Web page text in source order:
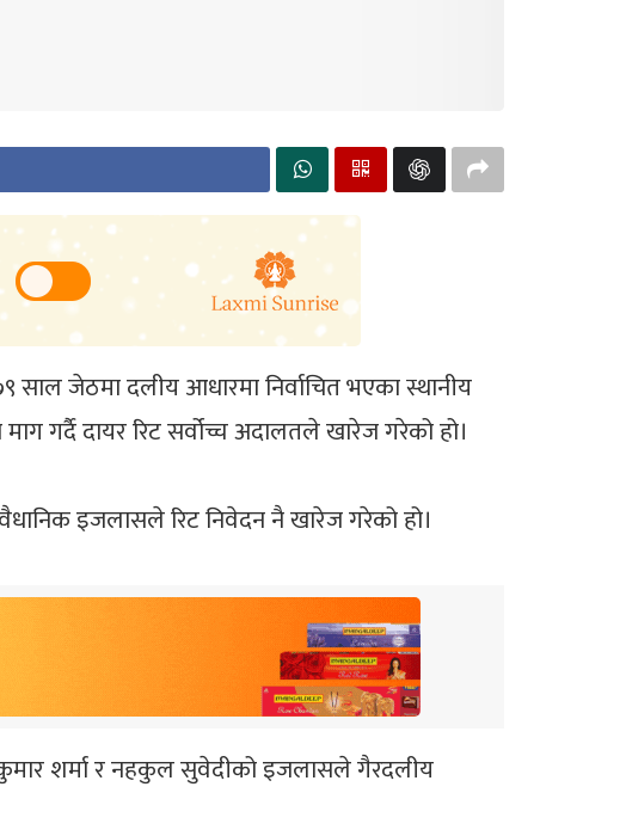
जेठमा दलीय आधारमा निर्वाचित भएका स्थानीय
गर्दै दायर रिट सर्वोच्च अदालतले खारेज गरेको हो।
इजलासले रिट निवेदन नै खारेज गरेको हो।
शर्मा र नहकुल सुवेदीको इजलासले गैरदलीय